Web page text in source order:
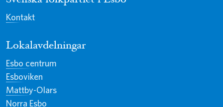
Kontakt
Lokalavdelningar
Esbo centrum
Esboviken
Mattby-Olars
Norra Esbo